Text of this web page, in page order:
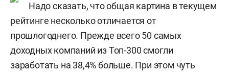
Надо сказать, что общая картина в текущем
рейтинге несколько отличается от
прошлогоднего. Прежде всего 50 самых
доходных компаний из Топ-300 смогли
заработать на 38,4% больше. При этом чуть